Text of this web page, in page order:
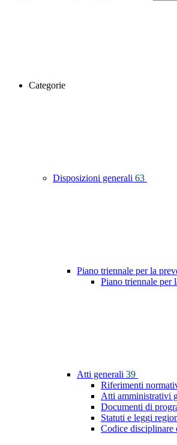
Categorie
Disposizioni generali 63
Piano triennale per la
Piano triennale per
Atti generali 39
Riferimenti
Atti amministrativi
Documenti di
Statuti e leggi
Codice disciplinare